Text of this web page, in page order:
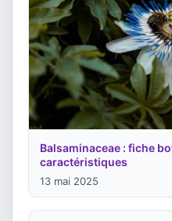
Balsaminaceae : fiche
caractéristiques
13 mai 2025